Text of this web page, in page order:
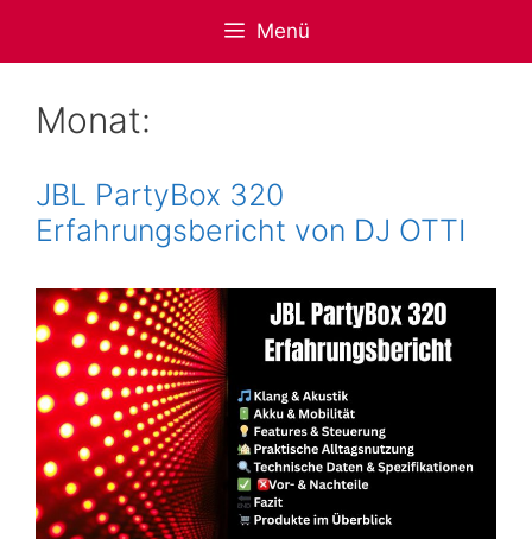
Menü
Monat:
JBL PartyBox 320
Erfahrungsbericht von DJ OTTI